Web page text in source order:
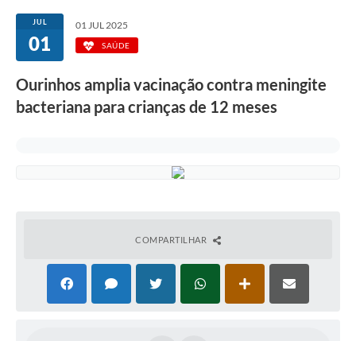
Portal da Transparência
Turismo
Secretarias
JUL
01
01 JUL 2025
SAÚDE
Ourinhos amplia vacinação contra meningite
bacteriana para crianças de 12 meses
COMPARTILHAR